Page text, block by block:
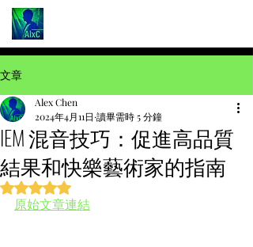
文章
IEM 混音技巧：促進高品質
結果和快樂藝術家的指南
Alex Chen
2024年4月11日 讀畢需時 5 分鐘
評等為 NaN（最高為 5 顆星）。
原始文章連結